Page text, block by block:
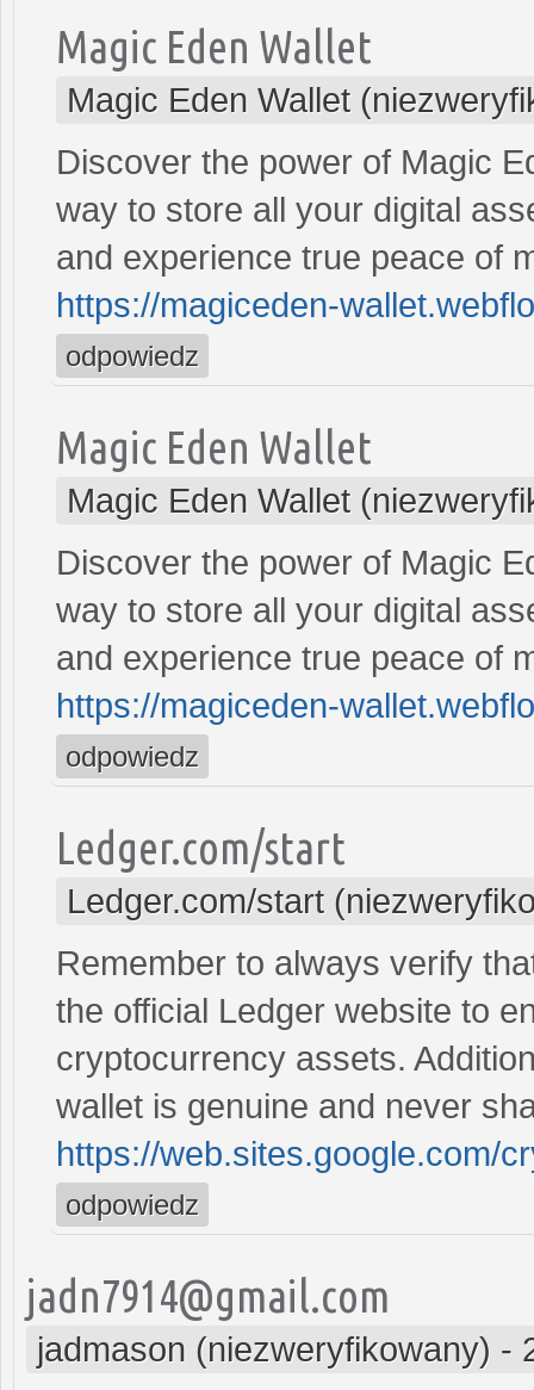
Magic Eden Wallet
Magic Eden Wallet
Discover the power of Magic
way to store all your digital
and experience true peace of
https://magiceden-
odpowiedz
Magic Eden Wallet
Magic Eden Wallet
Discover the power of Magic
way to store all your digital
and experience true peace of
https://magiceden-
odpowiedz
Ledger.com/start
Ledger.com/start
Remember to always verify
the official Ledger website to
cryptocurrency assets.
wallet is genuine and never
https://web.sites.google.com/
odpowiedz
jadn7914@gmail.com
jadmason (niezweryfikowany) -